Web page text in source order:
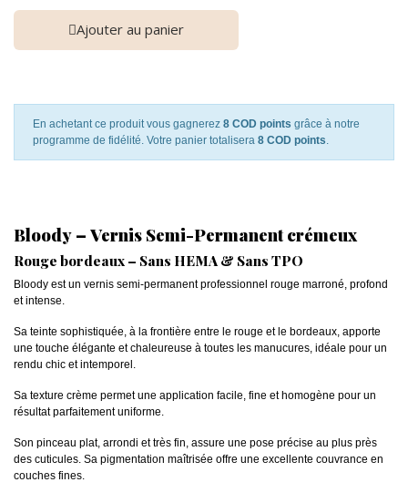
Ajouter au panier
En achetant ce produit vous gagnerez 8 COD points grâce à notre
programme de fidélité. Votre panier totalisera 8 COD points.
Bloody – Vernis Semi-Permanent crémeux
Rouge bordeaux – Sans HEMA & Sans TPO
Bloody est un vernis semi-permanent professionnel rouge marroné, profond
et intense.
Sa teinte sophistiquée, à la frontière entre le rouge et le bordeaux, apporte
une touche élégante et chaleureuse à toutes les manucures, idéale pour un
rendu chic et intemporel.
Sa texture crème permet une application facile, fine et homogène pour un
résultat parfaitement uniforme.
Son pinceau plat, arrondi et très fin, assure une pose précise au plus près
des cuticules. Sa pigmentation maîtrisée offre une excellente couvrance en
couches fines.